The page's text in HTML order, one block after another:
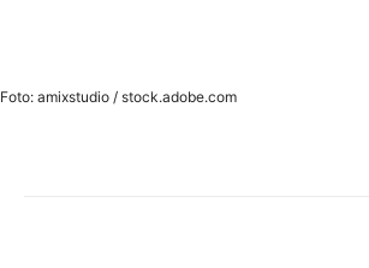
Foto: amixstudio / stock.adobe.com